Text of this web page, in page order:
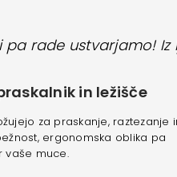
pa rade ustvarjamo!
in ležišče
za praskanje, raztezanje
ergonomska oblika pa
vaše muce.